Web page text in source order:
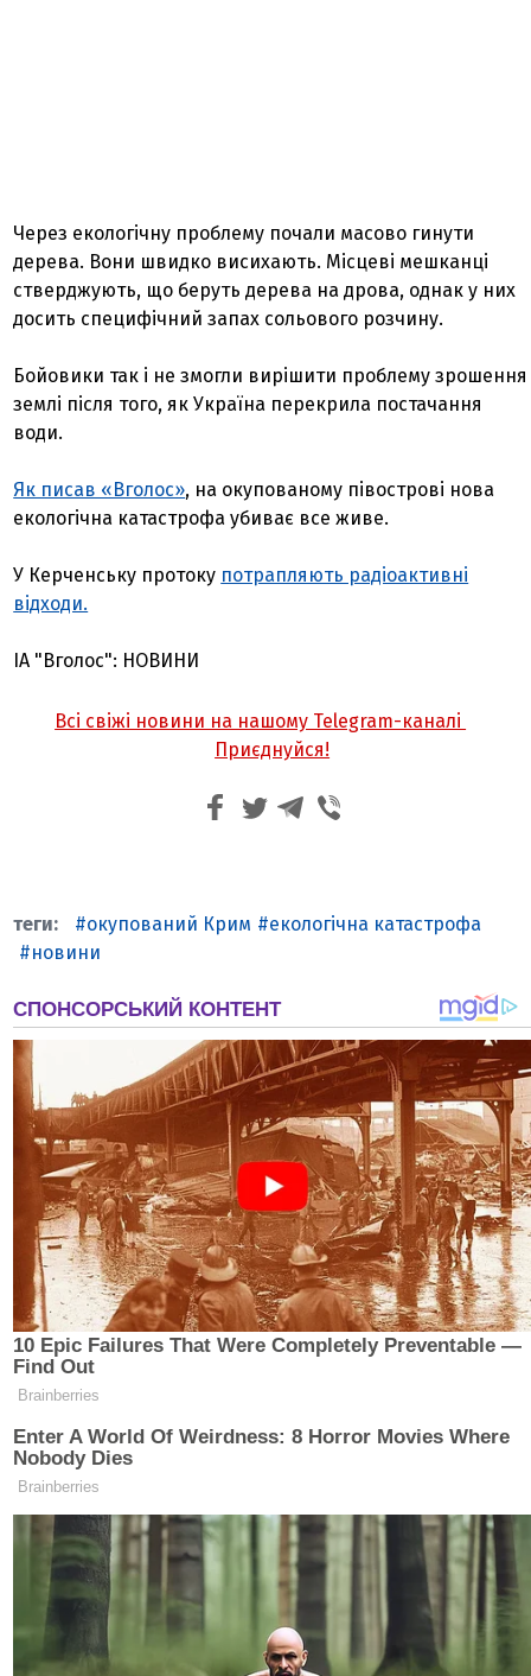
Через екологічну проблему почали масово гинути
дерева. Вони швидко висихають. Місцеві мешканці
стверджують, що беруть дерева на дрова, однак у них
досить специфічний запах сольового розчину.
Бойовики так і не змогли вирішити проблему зрошення
землі після того, як Україна перекрила постачання
води.
Як писав «Вголос», на окупованому півострові нова
екологічна катастрофа убиває все живе.
У Керченську протоку потрапляють радіоактивні
відходи.
ІА "Вголос": НОВИНИ
Всі свіжі новини на нашому Telegram-каналі
Приєднуйся!
окупований Крим
екологічна катастрофа
новини